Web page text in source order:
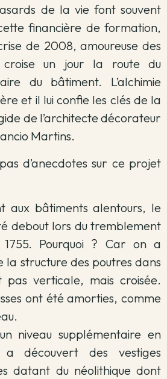
de la vie font souvent
financière de formation,
de 2008, amoureuse des
croise un jour la route du
du bâtiment. L’alchimie
et il lui confie les clés de la
de l’architecte décorateur
Martins.
d’anecdotes sur ce projet
aux bâtiments alentours, le
debout lors du tremblement
Pourquoi ? Car on a
la structure des poutres dans
pas verticale, mais croisée.
ont été amorties, comme
niveau supplémentaire en
a découvert des vestiges
datant du néolithique dont